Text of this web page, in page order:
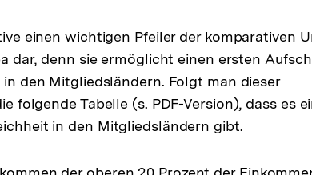
einen wichtigen Pfeiler der komparativen
dar, denn sie ermöglicht einen ersten
den Mitgliedsländern. Folgt man dieser
folgende Tabelle (s. PDF-Version), dass es
in den Mitgliedsländern gibt.